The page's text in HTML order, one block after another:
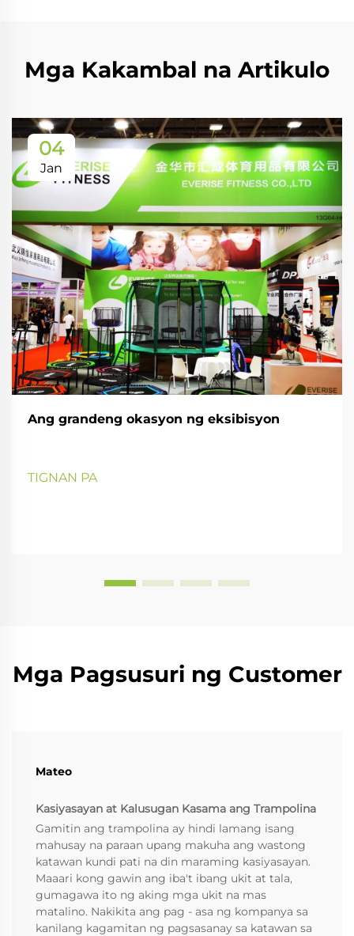
Mga Kakambal na Artikulo
04
Jan
Ang grandeng okasyon ng eksibisyon
TIGNAN PA
Mga Pagsusuri ng Customer
Mateo
Kasiyasayan at Kalusugan Kasama ang Trampolina
Gamitin ang trampolina ay hindi lamang isang
mahusay na paraan upang makuha ang wastong
katawan kundi pati na din maraming kasiyasayan.
Maaari kong gawin ang iba't ibang ukit at tala,
gumagawa ito ng aking mga ukit na mas
matalino. Nakikita ang pag - asa ng kompanya sa
kanilang kagamitan ng pagsasanay sa katawan sa